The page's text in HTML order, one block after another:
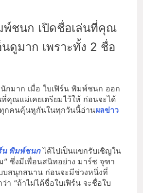
พ์ชนก เปิดชื่อเล่นที่คุณ
ดูมาก เพราะทั้ง 2 ชื่อ
กมาก เมื่อ ใบเฟิร์น พิมพ์ชนก ออก
ที่คุณแม่เคยเตรียมไว้ให้ ก่อนจะได้
ทุกคนคุ้นหูกันในทุกวันนี้อ่านผลข่าว
น พิมพ์ชนก ได้ไปเป็นแขกรับเชิญใน
” ซึ่งมีเพื่อนสนิทอย่าง มาร์ช จุฑา
สนุกสนาน ก่อนจะมีช่วงหนึ่งที่
า “ถ้าไม่ได้ชื่อใบเฟิร์น จะชื่อใบ